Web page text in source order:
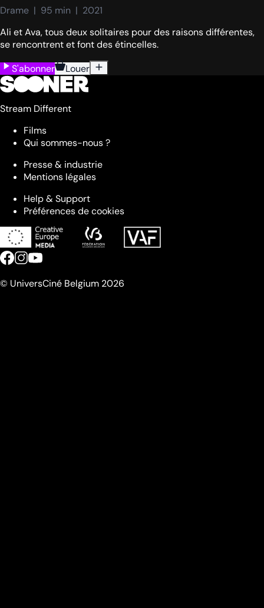
Drame  |  95 min  |  2021
Ali et Ava, tous deux solitaires pour des raisons différentes,
se rencontrent et font des étincelles.
S'abonner
Louer
Stream Different
Films
Qui sommes-nous ?
Presse & industrie
Mentions légales
Help & Support
Préférences de cookies
© UniversCiné Belgium 2026